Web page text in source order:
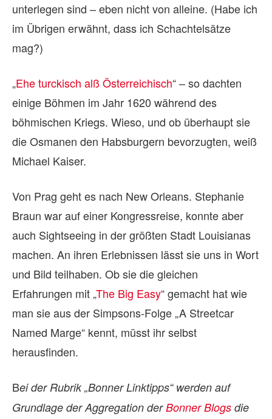
unterlegen sind – eben nicht von alleine. (Habe ich
im Übrigen erwähnt, dass ich Schachtelsätze
mag?)
„Ehe turckisch alß Österreichisch“ – so dachten
einige Böhmen im Jahr 1620 während des
böhmischen Kriegs. Wieso, und ob überhaupt sie
die Osmanen den Habsburgern bevorzugten, weiß
Michael Kaiser.
Von Prag geht es nach New Orleans. Stephanie
Braun war auf einer Kongressreise, konnte aber
auch Sightseeing in der größten Stadt Louisianas
machen. An ihren Erlebnissen lässt sie uns in Wort
und Bild teilhaben. Ob sie die gleichen
Erfahrungen mit „The Big Easy“ gemacht hat wie
man sie aus der Simpsons-Folge „A Streetcar
Named Marge“ kennt, müsst ihr selbst
herausfinden.
Bei der Rubrik „Bonner Linktipps“ werden auf
Grundlage der Aggregation derBonner Blogs die